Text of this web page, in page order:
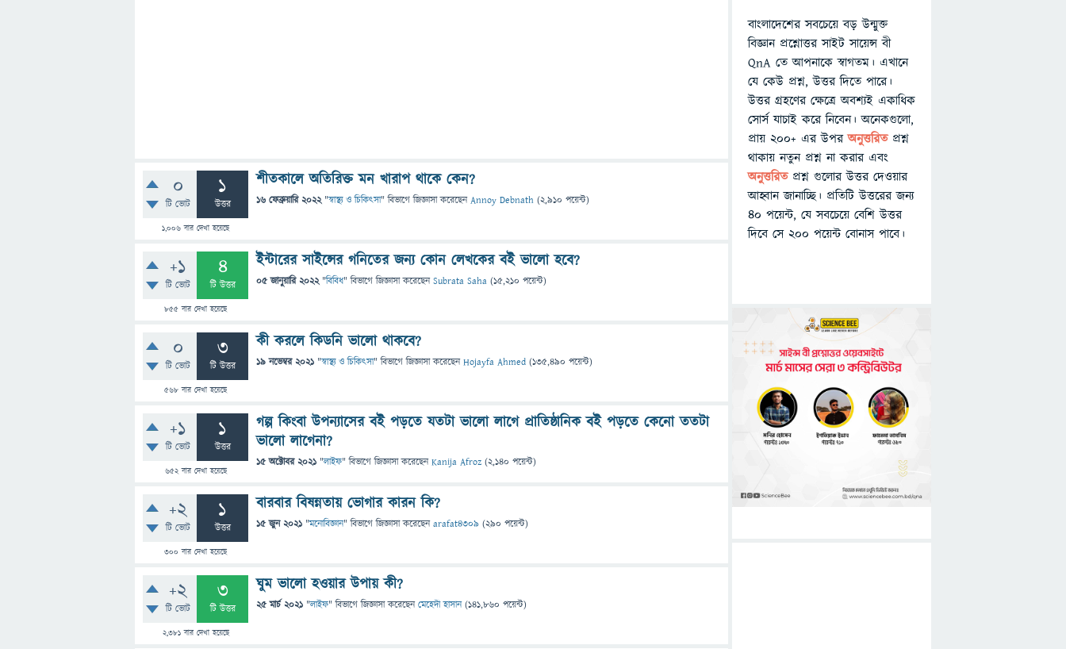
0
টি ভোট
1
উত্তর
1,006 বার দেখা হয়েছে
শীতকালে অতিরিক্ত মন খারাপ থাকে কেন?
16 ফেব্রুয়ারি 2022 "স্বাস্থ্য ও চিকিৎসা" বিভাগে জিজ্ঞাসাকরেছেনAnnoy Debnath (2,910 পয়েন্ট)
+1
টি ভোট
4
টি উত্তর
855 বার দেখা হয়েছে
ইন্টারের সাইন্সের গনিতের জন্য কোন লেখকের বই ভালো হবে?
05 জানুয়ারি 2022 "বিবিধ" বিভাগে জিজ্ঞাসাকরেছেনSubrata Saha (15,210 পয়েন্ট)
0
টি ভোট
3
টি উত্তর
568 বার দেখা হয়েছে
কী করলে কিডনি ভালো থাকবে?
19 নভেম্বর 2021 "স্বাস্থ্য ও চিকিৎসা" বিভাগে জিজ্ঞাসাকরেছেনHojayfa Ahmed (135,490 পয়েন্ট)
+1
টি ভোট
1
উত্তর
652বার দেখা হয়েছে
গল্প কিংবা উপন্যাসের বই পড়তে যতটা ভালো লাগে প্রাতিষ্ঠানিক বই পড়তে কেনো ততটা
ভালো লাগেনা?
15 অক্টোবর 2021 "লাইফ" বিভাগে জিজ্ঞাসাকরেছেনKanija Afroz (2,140 পয়েন্ট)
+2
টি ভোট
1
উত্তর
300 বার দেখা হয়েছে
বারবার বিষন্নতায় ভোগার কারন কি?
15 জুন 2021 "মনোবিজ্ঞান" বিভাগে জিজ্ঞাসাকরেছেনarafat4309 (290 পয়েন্ট)
+2
টি ভোট
3
টি উত্তর
2,381বার দেখা হয়েছে
ঘুম ভালো হওয়ার উপায় কী?
25 মার্চ 2021 "লাইফ" বিভাগে জিজ্ঞাসাকরেছেনমেহেদী হাসান (141,860 পয়েন্ট)
বাংলাদেশের সবচেয়ে বড় উন্মুক্ত
বিজ্ঞান প্রশ্নোত্তর সাইট সায়েন্স বী
QnA তে আপনাকে স্বাগতম। এখানে
যে কেউ প্রশ্ন, উত্তর দিতে পারে।
উত্তর গ্রহণের ক্ষেত্রে অবশ্যই একাধিক
সোর্স যাচাই করে নিবেন। অনেকগুলো,
প্রায় ২০০+ এর উপরঅনুত্তরিতপ্রশ্ন
থাকায় নতুন প্রশ্ন না করার এবং
অনুত্তরিত প্রশ্ন গুলোর উত্তর দেওয়ার
আহ্বান জানাচ্ছি। প্রতিটি উত্তরের জন্য
৪০ পয়েন্ট, যে সবচেয়ে বেশি উত্তর
দিবে সে ২০০ পয়েন্ট বোনাস পাবে।